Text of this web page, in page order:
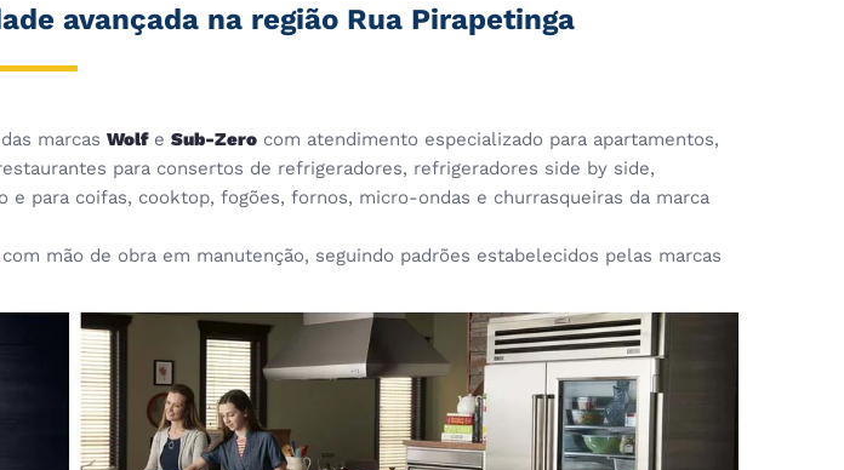
avançada na região Rua Pirapetinga
marcas Wolfe Sub-Zero com atendimento especializado para apartamentos,
para consertos de refrigeradores, refrigeradores side by side,
para coifas, cooktop, fogões, fornos, micro-ondas e churrasqueiras da marca
com mão de obra em manutenção, seguindo padrões estabelecidos pelas marcas